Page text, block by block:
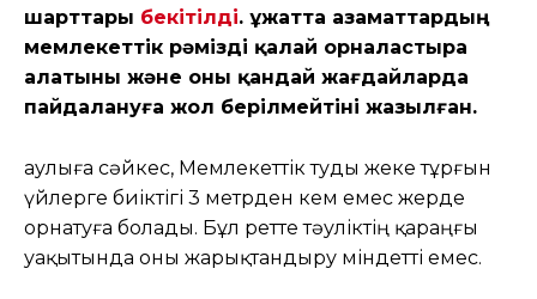
шарттары бекітілді. Құжатта азаматтардың
мемлекеттік рәмізді қалай орналастыра
алатыны және оны қандай жағдайларда
пайдалануға жол берілмейтіні жазылған.
Қаулыға сәйкес, Мемлекеттік туды жеке тұрғын
үйлерге биіктігі 3 метрден кем емес жерде
орнатуға болады. Бұл ретте тәуліктің қараңғы
уақытында оны жарықтандыру міндетті емес.